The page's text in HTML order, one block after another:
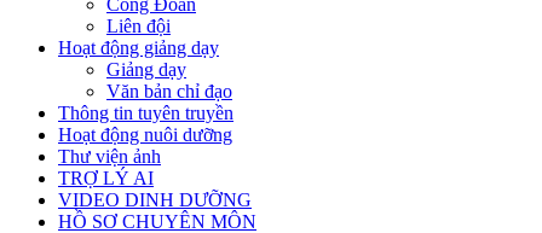
Liên đội
Hoạt động giảng dạy
Giảng dạy
Văn bản chỉ đạo
Thông tin tuyên truyền
Hoạt động nuôi dưỡng
Thư viện ảnh
TRỢ LÝ AI
VIDEO DINH DƯỠNG
HỒ SƠ CHUYÊN MÔN